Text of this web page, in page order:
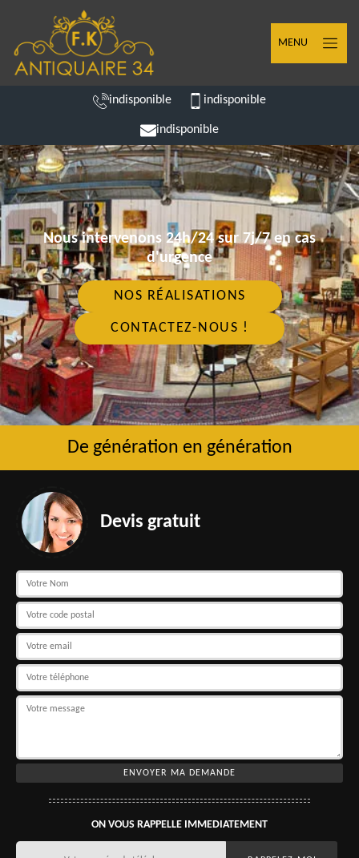
MENU
indisponible indisponible
indisponible
Nous intervenons 24h/24 sur 7j/7 en cas
d'urgence
NOS RÉALISATIONS
CONTACTEZ-NOUS !
De génération en génération
Devis gratuit
ON VOUS RAPPELLE IMMEDIATEMENT